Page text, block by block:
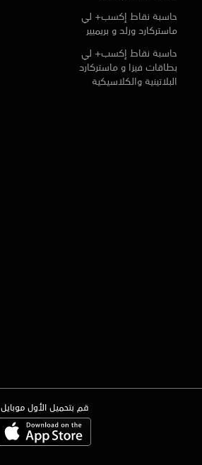
حاسبة نقاط إكسب+ لي
ماستركارد ورلد و بريميير
حاسبة نقاط إكسب+ لي
بطاقات فيزا و ماستركارد
البلاتينية والكلاسيكية
قم بتحميل الأول موبايل